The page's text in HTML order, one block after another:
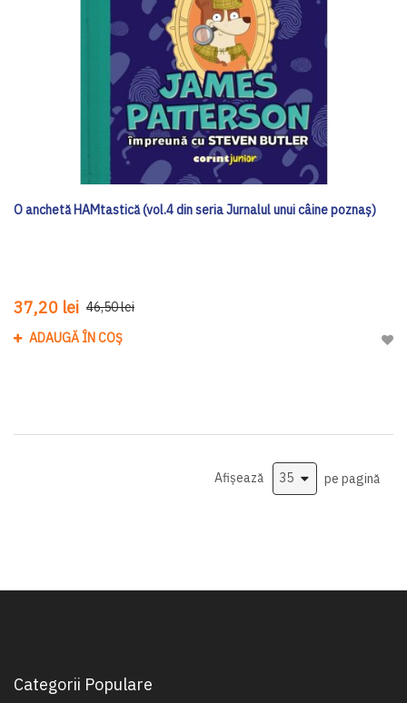
O anchetă HAMtastică (vol.4 din seria Jurnalul unui câine poznaș)
37,20 lei 46,50 lei
ADAUGĂ ÎN COȘ
Afișează pe pagină
Categorii Populare